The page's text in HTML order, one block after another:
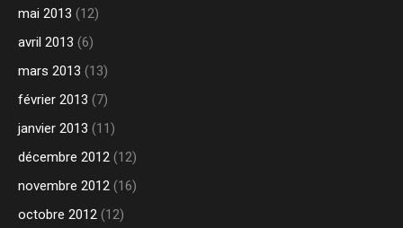
mai 2013 (12)
avril 2013 (6)
mars 2013 (13)
février 2013 (7)
janvier 2013 (11)
décembre 2012 (12)
novembre 2012 (16)
octobre 2012 (12)